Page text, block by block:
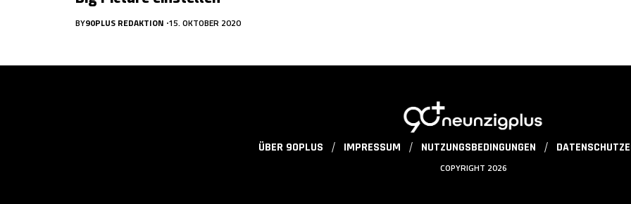
BY90PLUS REDAKTION 15. OKTOBER 2020
ÜBER 90PLUS IMPRESSUM NUTZUNGSBEDINGUNGEN
COPYRIGHT 2026